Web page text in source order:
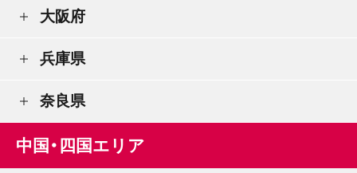
大阪府
兵庫県
奈良県
中国・四国エリア